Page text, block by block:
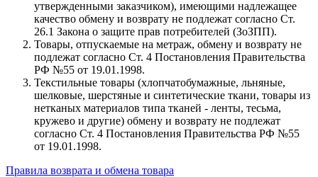
утвержденными заказчиком), имеющими надлежащее
качество обмену и возврату не подлежат согласно Ст.
26.1 Закона о защите прав потребителей (ЗоЗПП).
Товары, отпускаемые на метраж, обмену и возврату не
подлежат согласно Ст. 4 Постановления Правительства
РФ №55 от 19.01.1998.
Текстильные товары (хлопчатобумажные, льняные,
шелковые, шерстяные и синтетические ткани, товары из
нетканых материалов типа тканей - ленты, тесьма,
кружево и другие) обмену и возврату не подлежат
согласно Ст. 4 Постановления Правительства РФ №55
от 19.01.1998.
Правила возврата и обмена товара